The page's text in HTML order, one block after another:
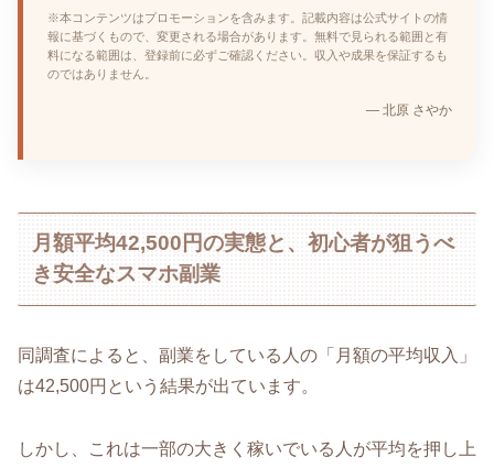
※本コンテンツはプロモーションを含みます。記載内容は公式サイトの情
報に基づくもので、変更される場合があります。無料で見られる範囲と有
料になる範囲は、登録前に必ずご確認ください。収入や成果を保証するも
のではありません。
— 北原 さやか
月額平均42,500円の実態と、初心者が狙うべ
き安全なスマホ副業
同調査によると、副業をしている人の「月額の平均収入」
は42,500円という結果が出ています。
しかし、これは一部の大きく稼いでいる人が平均を押し上